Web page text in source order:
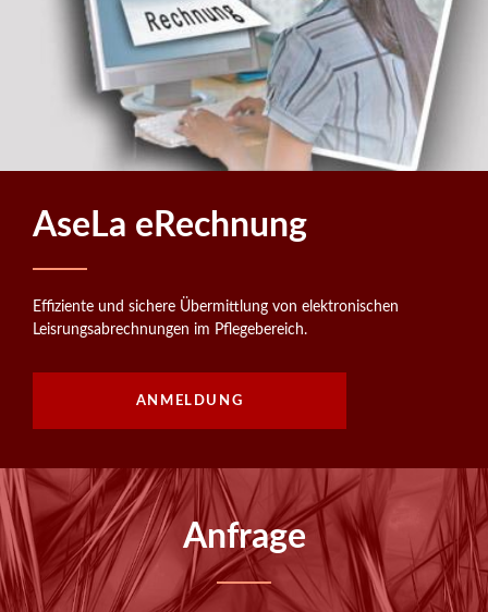
AseLa eRechnung
Effiziente und sichere Übermittlung von elektronischen
Leisrungsabrechnungen im Pflegebereich.
ANMELDUNG
Anfrage